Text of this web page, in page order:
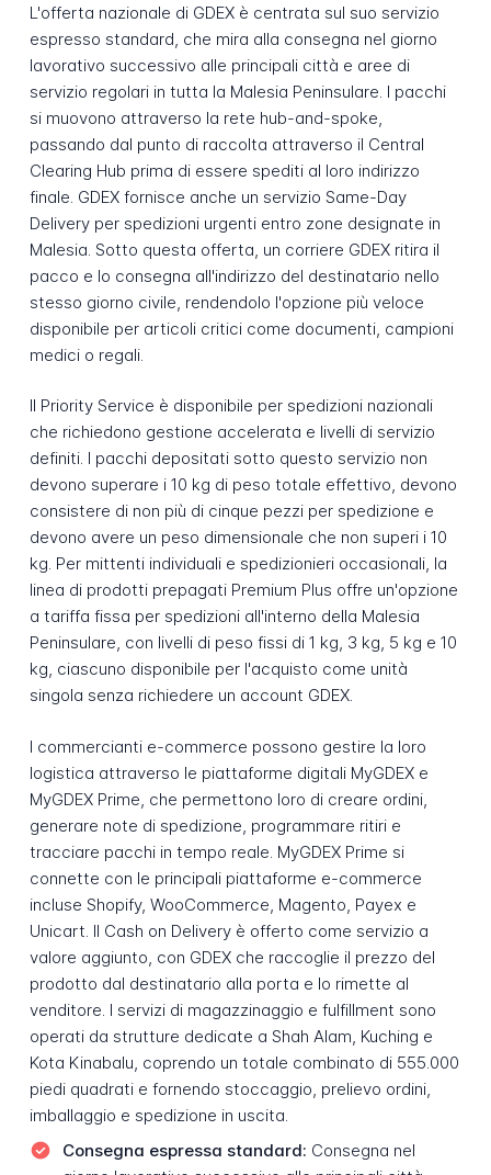
L'offerta nazionale di GDEX è centrata sul suo servizio
espresso standard, che mira alla consegna nel giorno
lavorativo successivo alle principali città e aree di
servizio regolari in tutta la Malesia Peninsulare. I pacchi
si muovono attraverso la rete hub-and-spoke,
passando dal punto di raccolta attraverso il Central
Clearing Hub prima di essere spediti al loro indirizzo
finale. GDEX fornisce anche un servizio Same-Day
Delivery per spedizioni urgenti entro zone designate in
Malesia. Sotto questa offerta, un corriere GDEX ritira il
pacco e lo consegna all'indirizzo del destinatario nello
stesso giorno civile, rendendolo l'opzione più veloce
disponibile per articoli critici come documenti, campioni
medici o regali.
Il Priority Service è disponibile per spedizioni nazionali
che richiedono gestione accelerata e livelli di servizio
definiti. I pacchi depositati sotto questo servizio non
devono superare i 10 kg di peso totale effettivo, devono
consistere di non più di cinque pezzi per spedizione e
devono avere un peso dimensionale che non superi i 10
kg. Per mittenti individuali e spedizionieri occasionali, la
linea di prodotti prepagati Premium Plus offre un'opzione
a tariffa fissa per spedizioni all'interno della Malesia
Peninsulare, con livelli di peso fissi di 1 kg, 3 kg, 5 kg e 10
kg, ciascuno disponibile per l'acquisto come unità
singola senza richiedere un account GDEX.
I commercianti e-commerce possono gestire la loro
logistica attraverso le piattaforme digitali MyGDEX e
MyGDEX Prime, che permettono loro di creare ordini,
generare note di spedizione, programmare ritiri e
tracciare pacchi in tempo reale. MyGDEX Prime si
connette con le principali piattaforme e-commerce
incluse Shopify, WooCommerce, Magento, Payex e
Unicart. Il Cash on Delivery è offerto come servizio a
valore aggiunto, con GDEX che raccoglie il prezzo del
prodotto dal destinatario alla porta e lo rimette al
venditore. I servizi di magazzinaggio e fulfillment sono
operati da strutture dedicate a Shah Alam, Kuching e
Kota Kinabalu, coprendo un totale combinato di 555.000
piedi quadrati e fornendo stoccaggio, prelievo ordini,
imballaggio e spedizione in uscita.
Consegna espressa standard: Consegna nel